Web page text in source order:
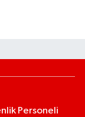
Personeli